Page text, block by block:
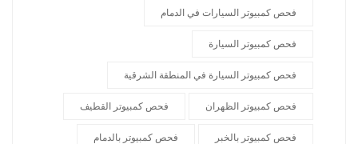
فحص كمبيوتر السيارات في الدمام
فحص كمبيوتر السيارة
فحص كمبيوتر السيارة في المنطقة الشرقية
فحص كمبيوتر الظهران فحص كمبيوتر القطيف
فحص كمبيوتر بالخبر فحص كمبيوتر بالدمام